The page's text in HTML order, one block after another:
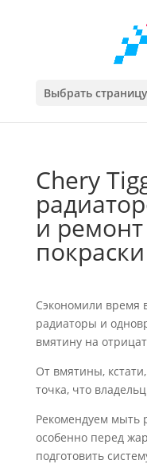
Выбрать страницу
Chery
и
Сэкономили время
радиаторы и
вмятину на
От вмятины,
точка, что
Рекомендуем мыть
особенно перед
подготовить